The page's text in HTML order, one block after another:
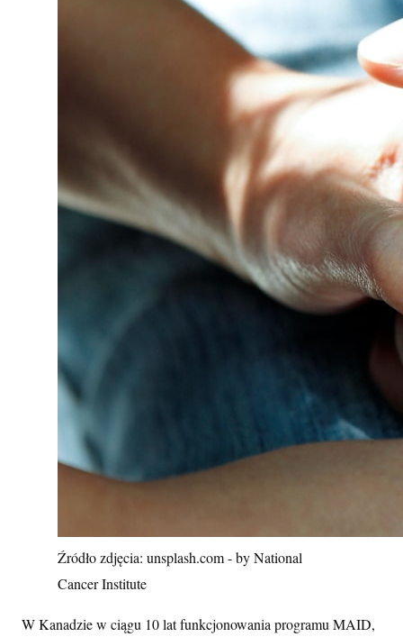
Źródło zdjęcia: unsplash.com - by National
Cancer Institute
W Kanadzie w ciągu 10 lat funkcjonowania programu MAID,